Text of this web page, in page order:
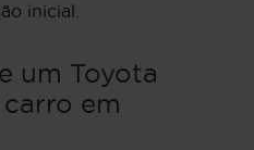
inicial.
um Toyota
em